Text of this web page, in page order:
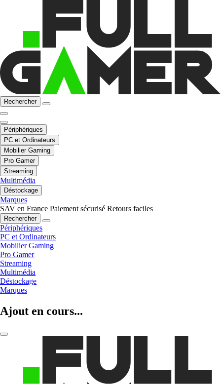
Rechercher
Périphériques
PC et Ordinateurs
Mobilier Gaming
Pro Gamer
Streaming
Multimédia
Déstockage
Marques
SAV en France Paiement sécurisé Retours faciles
Rechercher
Périphériques
PC et Ordinateurs
Mobilier Gaming
Pro Gamer
Streaming
Multimédia
Déstockage
Marques
Ajout en cours...